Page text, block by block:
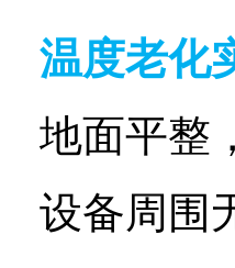
温度老化
地面平整
设备周围